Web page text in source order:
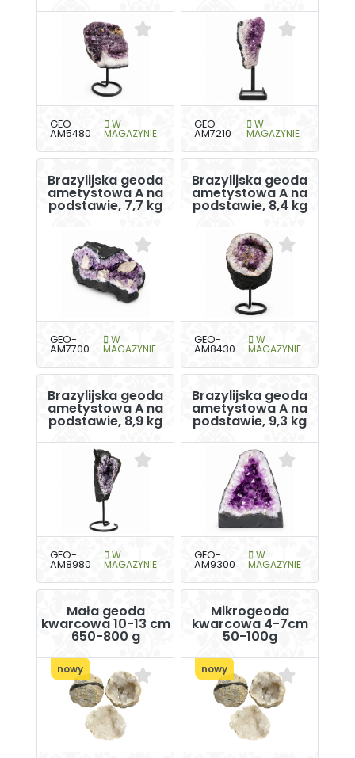
GEO-
AM5480
W
MAGAZYNIE
GEO-
AM7210
W
MAGAZYNIE
Brazylijska geoda
ametystowa A na
podstawie, 7,7 kg
GEO-
AM7700
W
MAGAZYNIE
Brazylijska geoda
ametystowa A na
podstawie, 8,4 kg
GEO-
AM8430
W
MAGAZYNIE
Brazylijska geoda
ametystowa A na
podstawie, 8,9 kg
GEO-
AM8980
W
MAGAZYNIE
Brazylijska geoda
ametystowa A na
podstawie, 9,3 kg
GEO-
AM9300
W
MAGAZYNIE
Mała geoda
kwarcowa 10-13 cm
650-800 g
nowy
Mikrogeoda
kwarcowa 4-7cm
50-100g
nowy